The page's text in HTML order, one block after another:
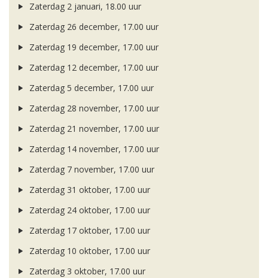
Zaterdag 2 januari, 18.00 uur
Zaterdag 26 december, 17.00 uur
Zaterdag 19 december, 17.00 uur
Zaterdag 12 december, 17.00 uur
Zaterdag 5 december, 17.00 uur
Zaterdag 28 november, 17.00 uur
Zaterdag 21 november, 17.00 uur
Zaterdag 14 november, 17.00 uur
Zaterdag 7 november, 17.00 uur
Zaterdag 31 oktober, 17.00 uur
Zaterdag 24 oktober, 17.00 uur
Zaterdag 17 oktober, 17.00 uur
Zaterdag 10 oktober, 17.00 uur
Zaterdag 3 oktober, 17.00 uur